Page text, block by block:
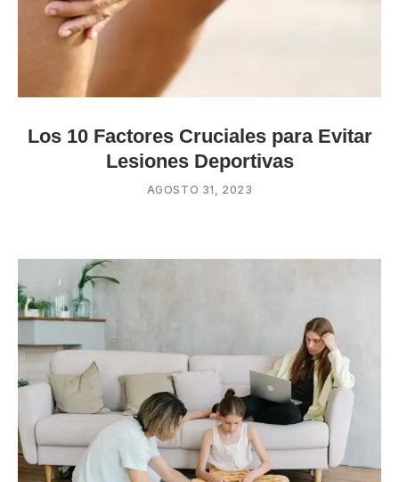
Los 10 Factores Cruciales para Evitar
Lesiones Deportivas
AGOSTO 31, 2023